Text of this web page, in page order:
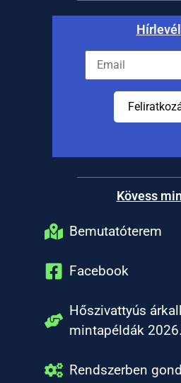
Hírlevél
Kövess
Bemutatóterem
Facebook
Hőszivattyús
mintapéldák 2026.
Rendszerben